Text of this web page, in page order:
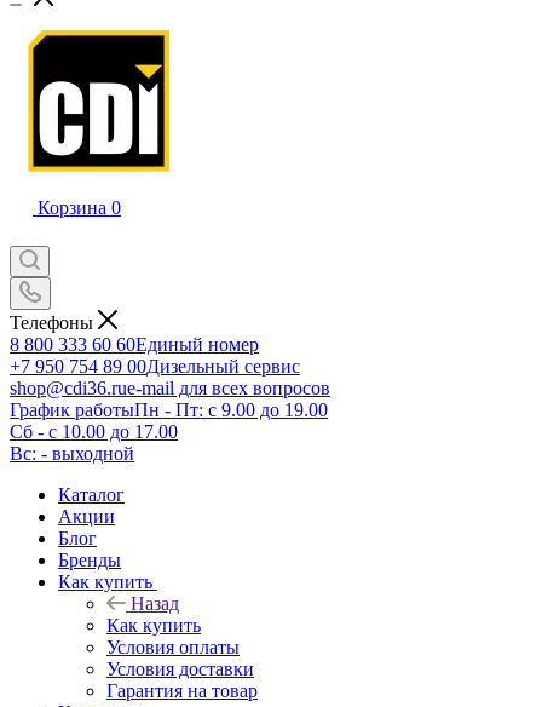
Корзина 0
Телефоны
8 800 333 60 60Единый номер
+7 950 754 89 00Дизельный сервис
shop@cdi36.rue-mail для всех вопросов
График работыПн - Пт: с 9.00 до 19.00
Сб - с 10.00 до 17.00
Вс: - выходной
Каталог
Акции
Блог
Бренды
Как купить
Назад
Как купить
Условия оплаты
Условия доставки
Гарантия на товар